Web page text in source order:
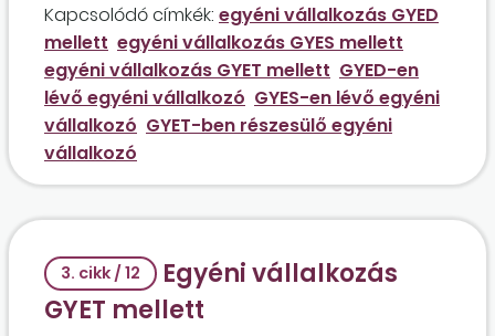
elhelyezkedik heti 30 órás munkaviszonyban,
ami a későbbiekben sem fog emelkedni,
tekintettel arra, hogy a GYED-ellátás ideje alatt
maximum heti 30 órát lehet dolgozni. Az egyéni
vállalkozás ügyintézését a vállalkozó férje végzi
megbízási díj ellenében, valamint van egy
alkalmazottja is.
Kapcsolódó címkék: egyéni vállalkozás GYED
mellett egyéni vállalkozás GYES mellett
egyéni vállalkozás GYET mellett GYED-en
lévő egyéni vállalkozó GYES-en lévő egyéni
vállalkozó GYET-ben részesülő egyéni
vállalkozó
3. cikk / 12
Egyéni vállalkozás
GYET mellett